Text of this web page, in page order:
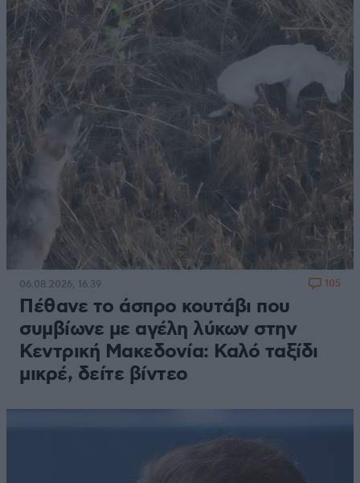
Πέθανε το άσπρο κουτάβι που
συμβίωνε με αγέλη λύκων στην
Κεντρική Μακεδονία: Καλό ταξίδι
μικρέ, δείτε βίντεο
06.08.2026, 16:39 105